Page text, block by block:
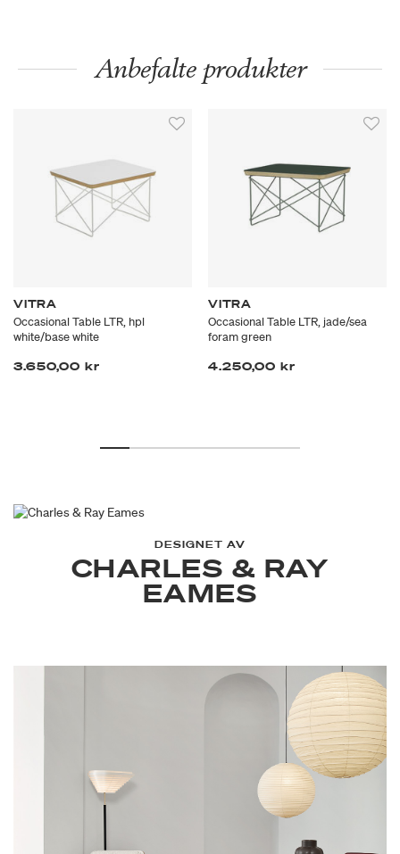
Anbefalte produkter
VITRA
Occasional Table LTR, hpl
white/base white
3.650,00 kr
VITRA
Occasional Table LTR, jade/sea
foram green
4.250,00 kr
DESIGNET AV
CHARLES & RAY
EAMES